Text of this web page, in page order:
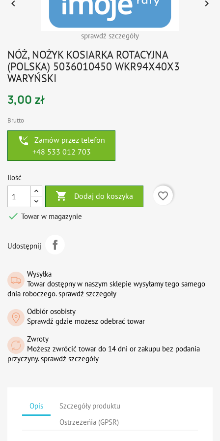
sprawdź szczegóły
 
NÓŻ, NOŻYK KOSIARKA ROTACYJNA
(POLSKA) 5036010450 WKR94X40X3
WARYŃSKI
3,00 zł
Brutto
phone_callback
Zamów przez telefon
+48 533 012 703
Ilość
 Dodaj do koszyka
favorite_border
 Towar w magazynie
Udostępnij
Wysyłka
Towar dostępny w naszym sklepie wysyłamy tego samego
dnia roboczego. sprawdź szczegoły
Odbiór osobisty
Sprawdź gdzie możesz odebrać towar
Zwroty
Możesz zwrócić towar do 14 dni or zakupu bez podania
przyczyny. sprawdź szczegóły
Opis
Szczegóły produktu
Ostrzeżeńia (GPSR)